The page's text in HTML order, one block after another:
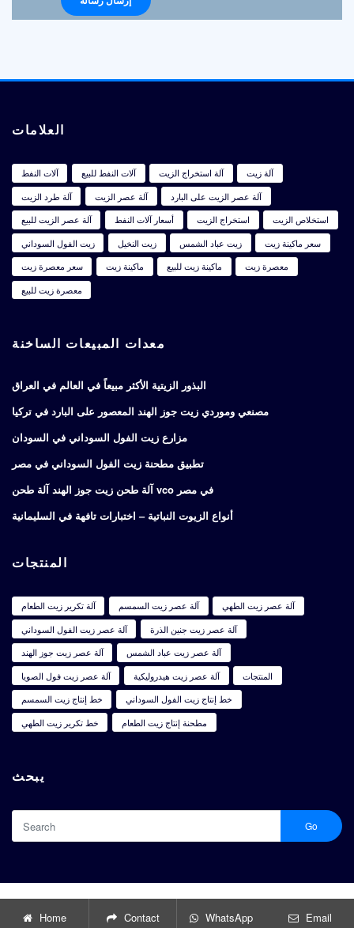
العلامات
آلات النفط آلات النفط للبيع آلة استخراج الزيت
آلة زيت
آلة طرد الزيت
آلة عصر الزيت
آلة عصر الزيت على البارد
آلة عصر الزيت للبيع
أسعار آلات النفط استخراج الزيت
استخلاص الزيت
زيت الفول السوداني
زيت النخيل زيت عباد الشمس
سعر ماكينة زيت
سعر معصرة زيت
ماكينة زيت ماكينة زيت للبيع
معصرة زيت
معصرة زيت للبيع
معدات المبيعات الساخنة
البذور الزيتية الأكثر مبيعاً في العالم في العراق
مصنعي وموردي زيت جوز الهند المعصور على البارد في تركيا
مزارع زيت الفول السوداني في السودان
تطبيق مطحنة زيت الفول السوداني في مصر
آلة طحن زيت جوز الهند آلة طحن vco في مصر
أنواع الزيوت النباتية – اختبارات تافهة في السليمانية
المنتجات
آلة تكرير زيت الطعام آلة عصر زيت السمسم
آلة عصر زيت الطهي
آلة عصر زيت الفول السوداني
آلة عصر زيت جنين الذرة
آلة عصر زيت جوز الهند
آلة عصر زيت عباد الشمس
آلة عصر زيت فول الصويا
آلة عصر زيت هيدروليكية
المنتجات
خط إنتاج زيت السمسم
خط إنتاج زيت الفول السوداني
خط تكرير زيت الطهي
مطحنة إنتاج زيت الطعام
يبحث
Go
Home Contact WhatsApp Email